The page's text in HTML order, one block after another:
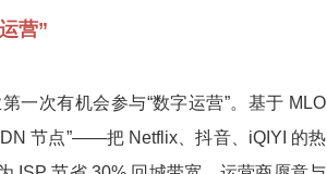
营”
一次有机会参与“数字运营”。基于 MLO
节点”——把 Netflix、抖音、iQIYI 的热